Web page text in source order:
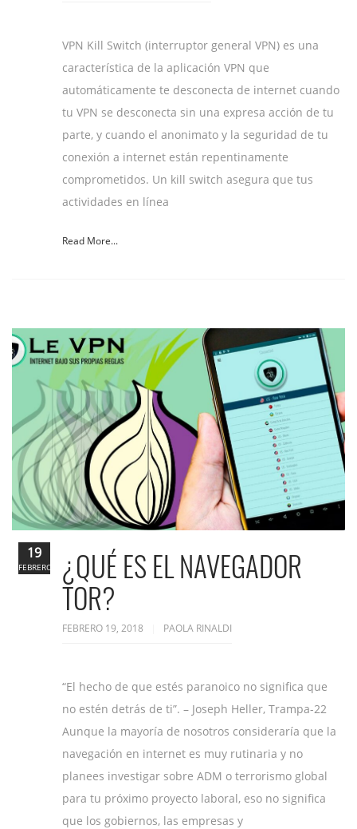
VPN Kill Switch (interruptor general VPN) es una
característica de la aplicación VPN que
automáticamente te desconecta de internet cuando
tu VPN se desconecta sin una expresa acción de tu
parte, y cuando el anonimato y la seguridad de tu
conexión a internet están repentinamente
comprometidos. Un kill switch asegura que tus
actividades en línea
Read More...
¿QUÉ ES EL NAVEGADOR
TOR?
FEBRERO 19, 2018 PAOLA RINALDI
“El hecho de que estés paranoico no significa que
no estén detrás de ti”. – Joseph Heller, Trampa-22
Aunque la mayoría de nosotros consideraría que la
navegación en internet es muy rutinaria y no
planees investigar sobre ADM o terrorismo global
para tu próximo proyecto laboral, eso no significa
que los gobiernos, las empresas y
19
FEBRERO